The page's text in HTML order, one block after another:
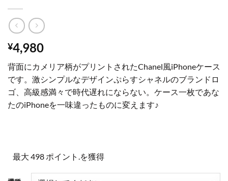
¥4,980
背面にカメリア柄がプリントされたChanel風iPhoneケース
です。激シンプルなデザインぷらすシャネルのブランドロ
ゴ、高級感満々で時代遅れにならない。ケース一枚であな
たのiPhoneを一味違ったものに変えます♪
最大 498 ポイント.を獲得